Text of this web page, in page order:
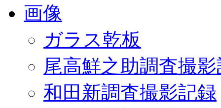
画像
ガラス乾板
尾高鮮之助調査撮
和田新調査撮影記録